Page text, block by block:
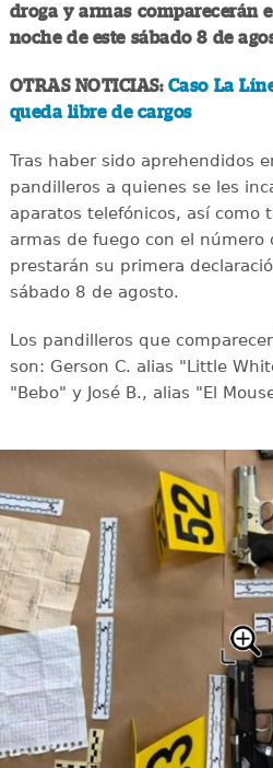
droga y armas comparecerán
noche de este sábado 8 de
OTRAS NOTICIAS: Caso La
queda libre de cargos
Tras haber sido aprehendidos
pandilleros a quienes se les
aparatos telefónicos, así como
armas de fuego con el número
prestarán su primera
sábado 8 de agosto.
Los pandilleros que
son: Gerson C. alias "Little
"Bebo" y José B., alias "El